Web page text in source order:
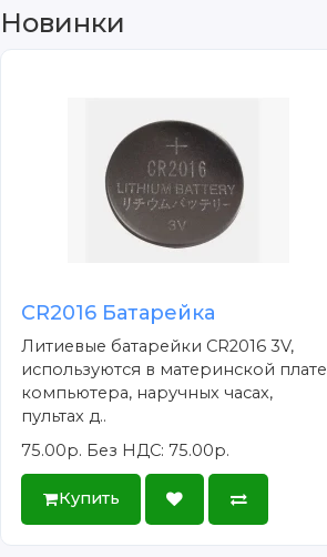
Новинки
CR2016 Батарейка
Литиевые батарейки CR2016 3V,
используются в материнской плате
компьютера, наручных часах,
пультах д..
75.00р. Без НДС: 75.00р.
Купить